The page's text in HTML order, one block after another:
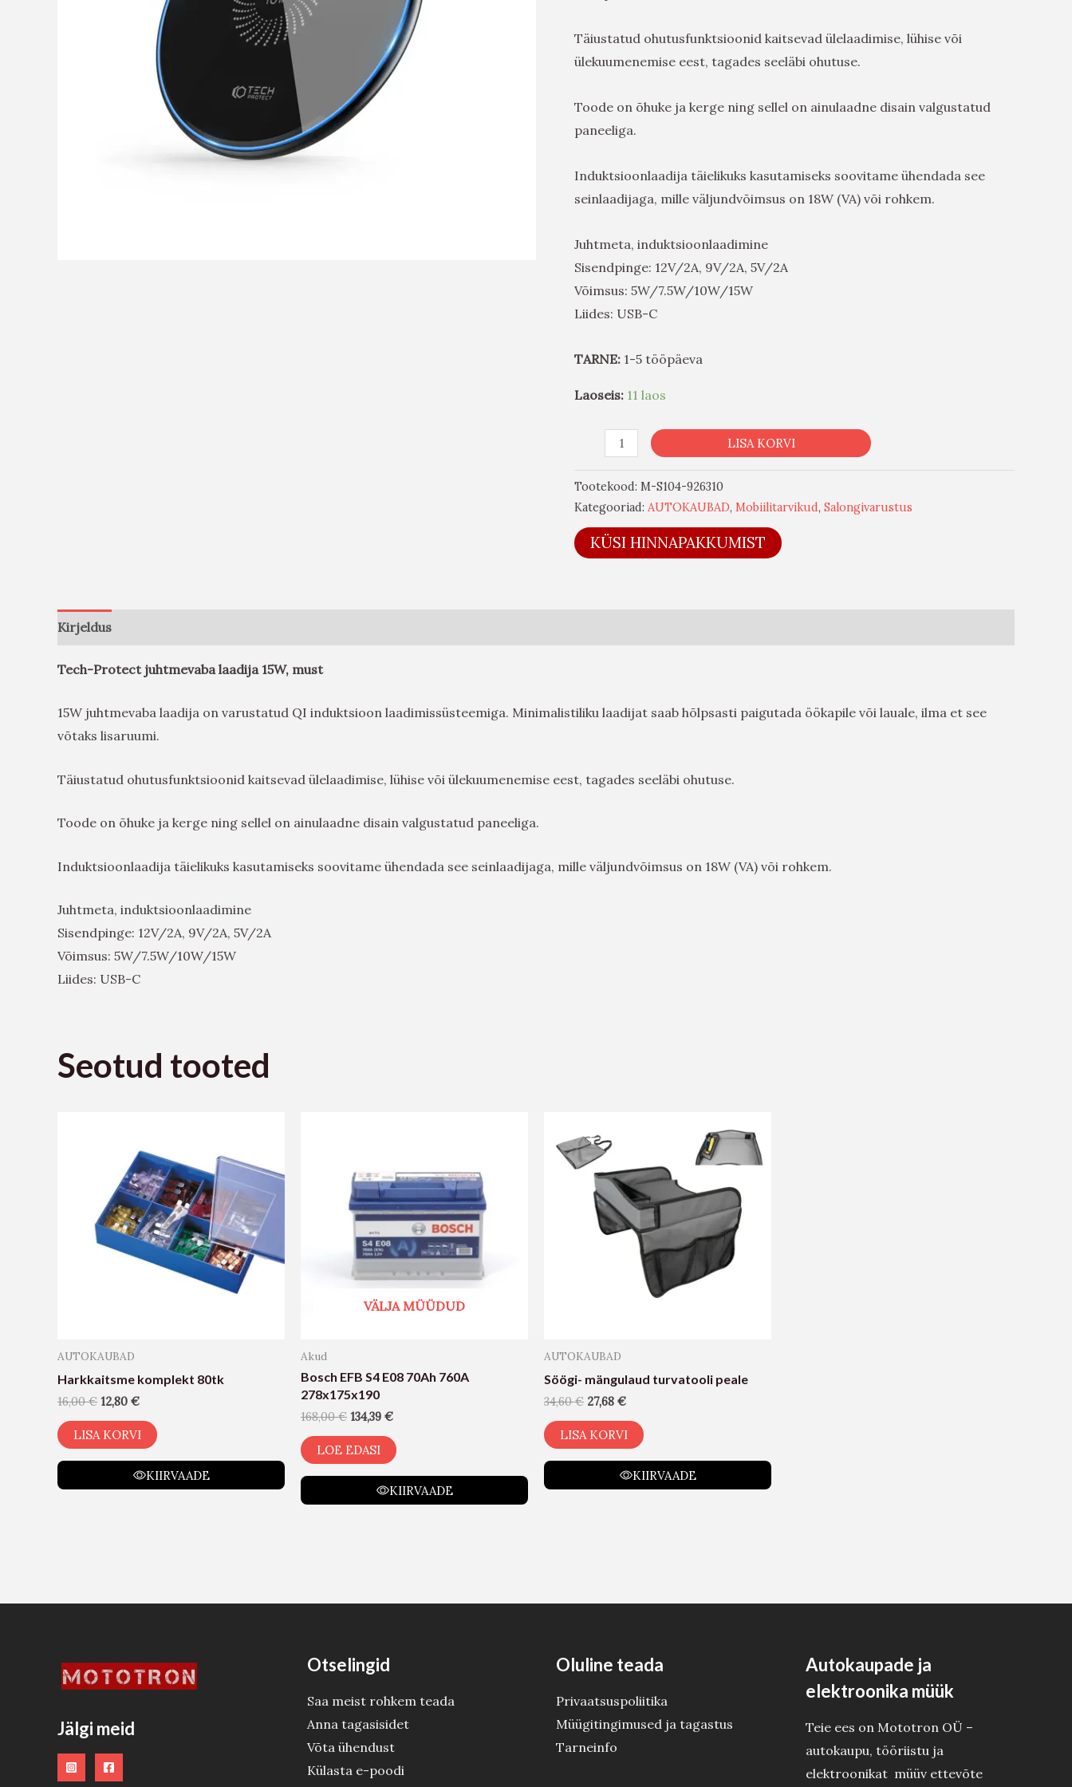
Täiustatud ohutusfunktsioonid kaitsevad ülelaadimise, lühise või
ülekuumenemise eest, tagades seeläbi ohutuse.
Toode on õhuke ja kerge ning sellel on ainulaadne disain valgustatud
paneeliga.
Induktsioonlaadija täielikuks kasutamiseks soovitame ühendada see
seinlaadijaga, mille väljundvõimsus on 18W (VA) või rohkem.
Juhtmeta, induktsioonlaadimine
Sisendpinge: 12V/2A, 9V/2A, 5V/2A
Võimsus: 5W/7.5W/10W/15W
Liides: USB-C
TARNE: 1-5 tööpäeva
Laoseis: 11 laos
LISA KORVI
Tootekood: M-S104-926310
Kategooriad: AUTOKAUBAD, Mobiilitarvikud, Salongivarustus
KÜSI HINNAPAKKUMIST
Kirjeldus
Tech-Protect juhtmevaba laadija 15W, must
15W juhtmevaba laadija on varustatud QI induktsioon laadimissüsteemiga. Minimalistiliku laadijat saab hõlpsasti paigutada öökapile või lauale, ilma et see
võtaks lisaruumi.
Täiustatud ohutusfunktsioonid kaitsevad ülelaadimise, lühise või ülekuumenemise eest, tagades seeläbi ohutuse.
Toode on õhuke ja kerge ning sellel on ainulaadne disain valgustatud paneeliga.
Induktsioonlaadija täielikuks kasutamiseks soovitame ühendada see seinlaadijaga, mille väljundvõimsus on 18W (VA) või rohkem.
Juhtmeta, induktsioonlaadimine
Sisendpinge: 12V/2A, 9V/2A, 5V/2A
Võimsus: 5W/7.5W/10W/15W
Liides: USB-C
Seotud tooted
AUTOKAUBAD
Harkkaitsme komplekt 80tk
16,00€ 12,80 €
LISA KORVI
KIIRVAADE
VÄLJA MÜÜDUD
Akud
Bosch EFB S4 E08 70Ah 760A
278x175x190
168,00€ 134,39 €
LOE EDASI
KIIRVAADE
AUTOKAUBAD
Söögi- mängulaud turvatooli peale
34,60€ 27,68 €
LISA KORVI
KIIRVAADE
Jälgi meid
Otselingid
Saa meist rohkem teada
Anna tagasisidet
Võta ühendust
Külasta e-poodi
Oluline teada
Privaatsuspoliitika
Müügitingimused ja tagastus
Tarneinfo
Autokaupade ja
elektroonika müük
Teie ees on Mototron OÜ –
autokaupu, tööriistu ja
elektroonikat müüv ettevõte